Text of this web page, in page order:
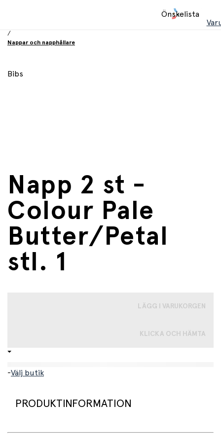
Önskelista
/
Nappar och napphållare
Bibs
Napp 2 st -
Colour Pale
Butter/Petal
stl. 1
LÄGG I VARUKORGEN
KLICKA OCH HÄMTA
-Välj butik
PRODUKTINFORMATION